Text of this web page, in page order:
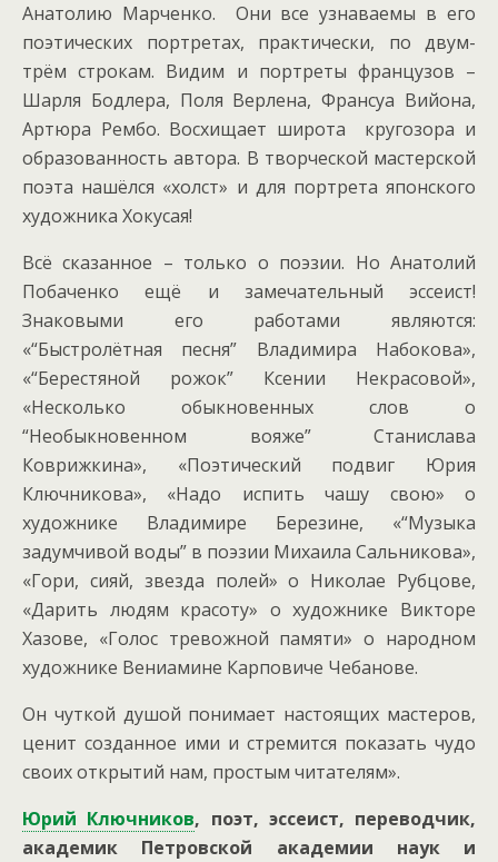
Анатолию Марченко. Они все узнаваемы в его
поэтических портретах, практически, по двум-
трём строкам. Видим и портреты французов –
Шарля Бодлера, Поля Верлена, Франсуа Вийона,
Артюра Рембо. Восхищает широта кругозора и
образованность автора. В творческой мастерской
поэта нашёлся «холст» и для портрета японского
художника Хокусая!
Всё сказанное – только о поэзии. Но Анатолий
Побаченко ещё и замечательный эссеист!
Знаковыми его работами являются:
«“Быстролётная песня” Владимира Набокова»,
«“Берестяной рожок” Ксении Некрасовой»,
«Несколько обыкновенных слов о
“Необыкновенном вояже” Станислава
Коврижкина», «Поэтический подвиг Юрия
Ключникова», «Надо испить чашу свою» о
художнике Владимире Березине, «“Музыка
задумчивой воды” в поэзии Михаила Сальникова»,
«Гори, сияй, звезда полей» о Николае Рубцове,
«Дарить людям красоту» о художнике Викторе
Хазове, «Голос тревожной памяти» о народном
художнике Вениамине Карповиче Чебанове.
Он чуткой душой понимает настоящих мастеров,
ценит созданное ими и стремится показать чудо
своих открытий нам, простым читателям».
Юрий Ключников, поэт, эссеист, переводчик,
академик Петровской академии наук и